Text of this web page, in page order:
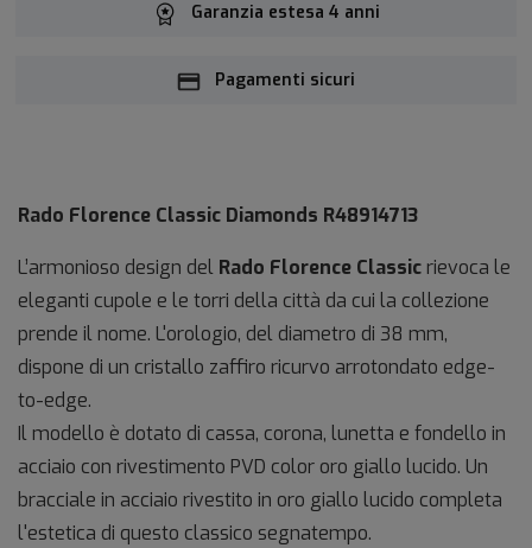
Garanzia estesa 4 anni
Pagamenti sicuri
Rado Florence Classic Diamonds R48914713
L’armonioso design del Rado Florence Classic rievoca le
eleganti cupole e le torri della città da cui la collezione
prende il nome. L'orologio, del diametro di 38 mm,
dispone di un cristallo zaffiro ricurvo arrotondato edge-
to-edge.
Il modello è dotato di cassa, corona, lunetta e fondello in
acciaio con rivestimento PVD color oro giallo lucido. Un
bracciale in acciaio rivestito in oro giallo lucido completa
l'estetica di questo classico segnatempo.